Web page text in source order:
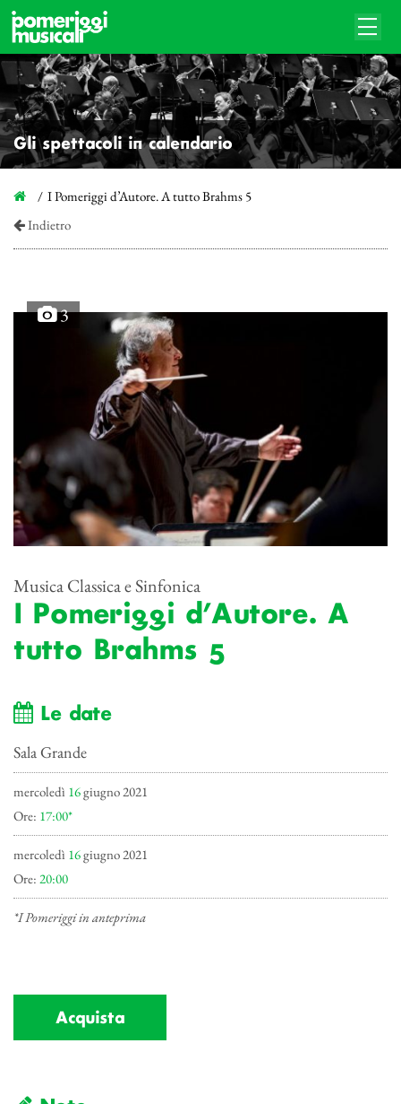
Gli spettacoli in calendario
I Pomeriggi d’Autore. A tutto Brahms 5
Indietro
3
Musica Classica e Sinfonica
I Pomeriggi d’Autore. A
tutto Brahms 5
Le date
Sala Grande
mercoledì 16giugno 2021
Ore: 17:00*
mercoledì 16giugno 2021
Ore: 20:00
*I Pomeriggi in anteprima
Acquista